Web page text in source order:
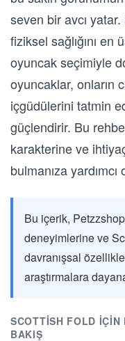
seven bir avcı
fiziksel sağlığını
oyuncak seçimiyle
oyuncaklar, onların
içgüdülerini tatmin
güçlendirir. Bu
karakterine ve
bulmanıza yardımcı
Bu içerik,
deneyimlerine ve
davranışsal
araştırmalara
SCOTTISH FOLD
BAKIŞ